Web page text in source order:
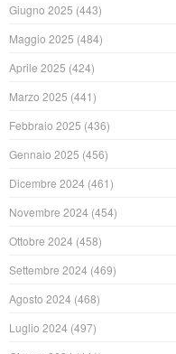
Giugno 2025 (443)
Maggio 2025 (484)
Aprile 2025 (424)
Marzo 2025 (441)
Febbraio 2025 (436)
Gennaio 2025 (456)
Dicembre 2024 (461)
Novembre 2024 (454)
Ottobre 2024 (458)
Settembre 2024 (469)
Agosto 2024 (468)
Luglio 2024 (497)